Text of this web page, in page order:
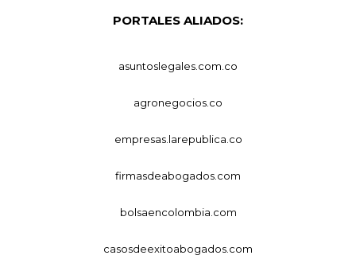
PORTALES ALIADOS:
asuntoslegales.com.co
agronegocios.co
empresas.larepublica.co
firmasdeabogados.com
bolsaencolombia.com
casosdeexitoabogados.com